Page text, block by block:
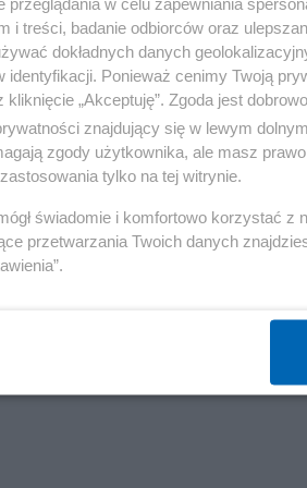
wydanie aż
chińskimi grafikami i
treści, badanie odbiorców oraz
dokładnych danych
Ponieważ cenimy Twoją
„Akceptuję”. Zgoda jest
znajdujący się w lewym
zgody użytkownika, ale masz
tylko na tej witrynie.
świadomie i komfortowo korzystać z
przetwarzania Twoich danych